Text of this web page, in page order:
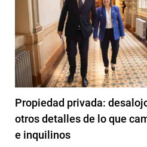
Propiedad privada:
otros detalles de lo que
e inquilinos